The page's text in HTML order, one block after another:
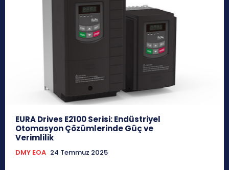
EURA Drives E2100 Serisi: Endüstriyel
Otomasyon Çözümlerinde Güç ve
Verimlilik
DMY EOA 24 Temmuz 2025